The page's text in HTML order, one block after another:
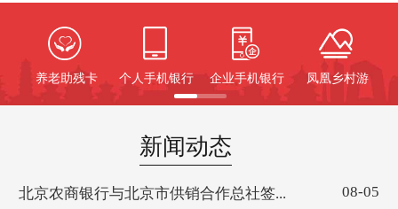
关于信用卡积分权益焕新升级的公告
北京农商银行关于注销平谷支行云峰寺分理处...
实物贵金属代销业务合作机构名单公示
养老助残卡 个人手机银行 企业手机银行 凤凰乡村游
新闻动态
北京农商银行与北京市供销合作总社签...
08-05